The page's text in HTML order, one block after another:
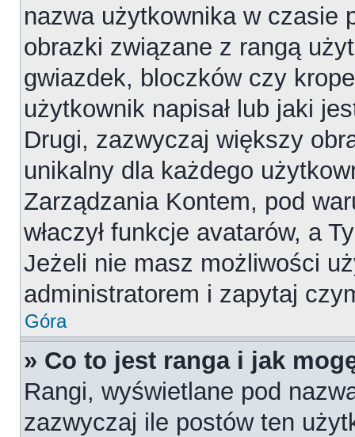
nazwa użytkownika w czasie
obrazki związane z rangą
gwiazdek, bloczków czy
użytkownik napisał lub jaki
Drugi, zazwyczaj większy
unikalny dla każdego
Zarządzania Kontem, pod
właczył funkcje avatarów, a
Jeżeli nie masz możliwości
administratorem i zapytaj
Góra
» Co to jest ranga i jak
Rangi, wyświetlane pod
zazwyczaj ile postów ten